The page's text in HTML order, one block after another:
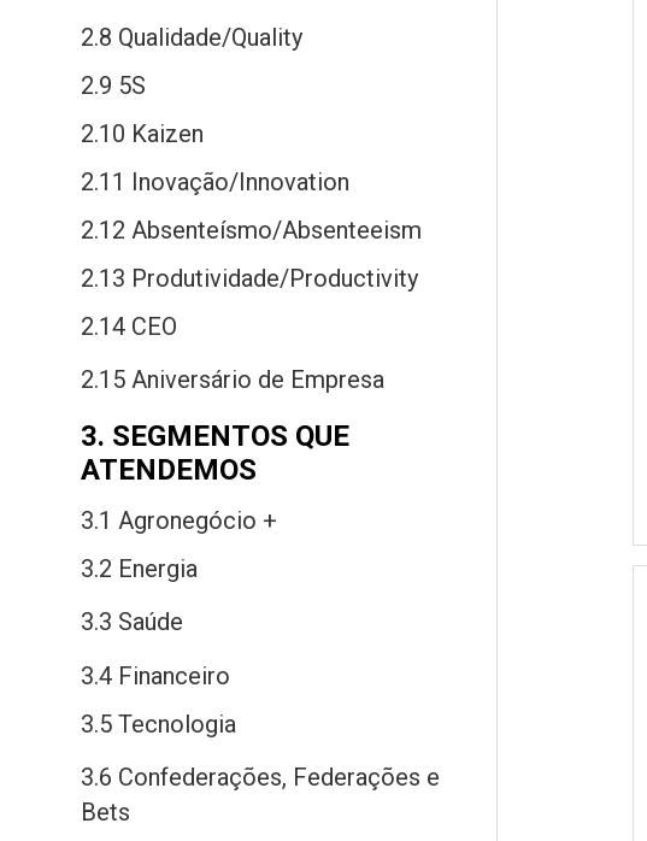
2.8 Qualidade/Quality
2.9 5S
2.10 Kaizen
2.11 Inovação/Innovation
2.12 Absenteísmo/Absenteeism
2.13 Produtividade/Productivity
2.14 CEO
2.15 Aniversário de Empresa
3. SEGMENTOS QUE
ATENDEMOS
3.1 Agronegócio +
3.2 Energia
3.3 Saúde
3.4 Financeiro
3.5 Tecnologia
3.6 Confederações, Federações e
Bets